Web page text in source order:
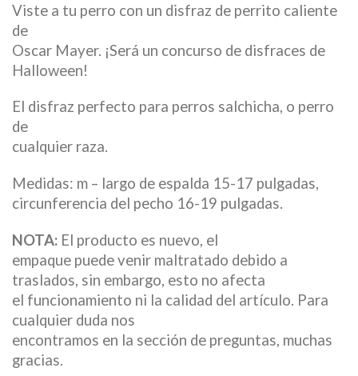
Viste a tu perro con un disfraz de perrito caliente
de
Oscar Mayer. ¡Será un concurso de disfraces de
Halloween!
El disfraz perfecto para perros salchicha, o perro
de
cualquier raza.
Medidas: m – largo de espalda 15-17 pulgadas,
circunferencia del pecho 16-19 pulgadas.
NOTA: El producto es nuevo, el
empaque puede venir maltratado debido a
traslados, sin embargo, esto no afecta
el funcionamiento ni la calidad del artículo. Para
cualquier duda nos
encontramos en la sección de preguntas, muchas
gracias.